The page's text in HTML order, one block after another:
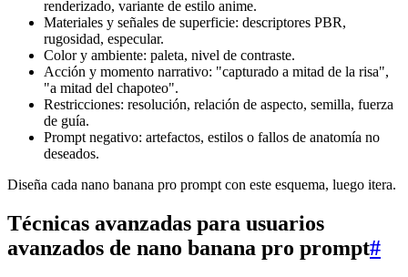
renderizado, variante de estilo anime.
Materiales y señales de superficie: descriptores PBR,
rugosidad, especular.
Color y ambiente: paleta, nivel de contraste.
Acción y momento narrativo: "capturado a mitad de la risa",
"a mitad del chapoteo".
Restricciones: resolución, relación de aspecto, semilla, fuerza
de guía.
Prompt negativo: artefactos, estilos o fallos de anatomía no
deseados.
Diseña cada nano banana pro prompt con este esquema, luego itera.
Técnicas avanzadas para usuarios
avanzados de nano banana pro prompt#